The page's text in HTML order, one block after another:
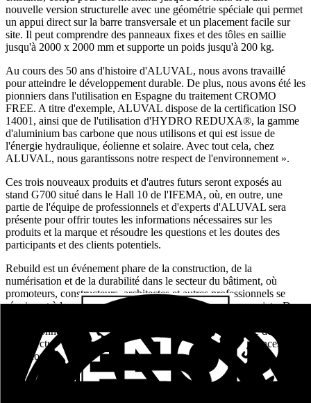
nouvelle version structurelle avec une géométrie spéciale qui permet
un appui direct sur la barre transversale et un placement facile sur
site. Il peut comprendre des panneaux fixes et des tôles en saillie
jusqu'à 2000 x 2000 mm et supporte un poids jusqu'à 200 kg.
Au cours des 50 ans d'histoire d'ALUVAL, nous avons travaillé
pour atteindre le développement durable. De plus, nous avons été les
pionniers dans l'utilisation en Espagne du traitement CROMO
FREE. A titre d'exemple, ALUVAL dispose de la certification ISO
14001, ainsi que de l'utilisation d'HYDRO REDUXA®, la gamme
d'aluminium bas carbone que nous utilisons et qui est issue de
l'énergie hydraulique, éolienne et solaire. Avec tout cela, chez
ALUVAL, nous garantissons notre respect de l'environnement ».
Ces trois nouveaux produits et d'autres futurs seront exposés au
stand G700 situé dans le Hall 10 de l'IFEMA, où, en outre, une
partie de l'équipe de professionnels et d'experts d'ALUVAL sera
présente pour offrir toutes les informations nécessaires sur les
produits et la marque et résoudre les questions et les doutes des
participants et des clients potentiels.
Rebuild est un événement phare de la construction, de la
numérisation et de la durabilité dans le secteur du bâtiment, où
promoteurs, constructeurs, architectes et autres professionnels se
réunissent à la recherche de partenaires et de nouveaux projets. De
professionnels et des conférenciers renommés du domaine de
l'architecture et de la construction partageront leurs expériences et
leurs conseils.
Entrées connexes